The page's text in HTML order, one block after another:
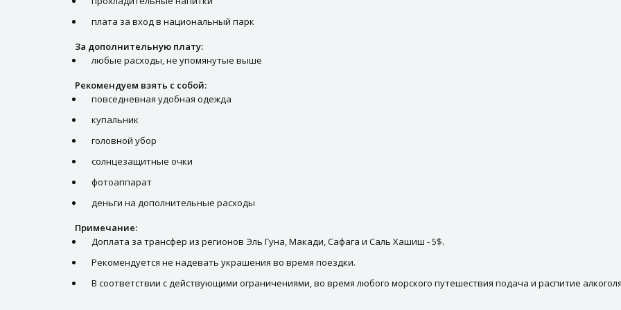
плата за вход в национальный парк
За дополнительную плату:
любые расходы, не упомянутые выше
Рекомендуем взять с собой:
повседневная удобная одежда
купальник
головной убор
солнцезащитные очки
фотоаппарат
деньги на дополнительные расходы
Примечание:
Доплата за трансфер из регионов Эль Гуна, Макади, Сафага и Саль Хашиш - 5$.
Рекомендуется не надевать украшения во время поездки.
В соответствии с действующими ограничениями, во время любого морского путешествия подача и распитие